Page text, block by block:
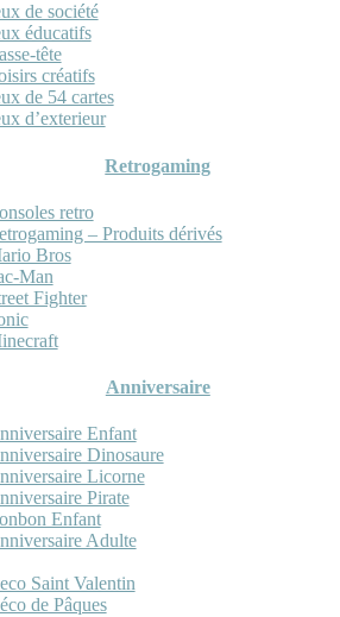
de société
éducatifs
tête
créatifs
de 54 cartes
d’exterieur
Retrogaming
retro
– Produits dérivés
Bros
Man
Fighter
Anniversaire
Enfant
Dinosaure
Licorne
Pirate
Enfant
Adulte
Saint Valentin
de Pâques